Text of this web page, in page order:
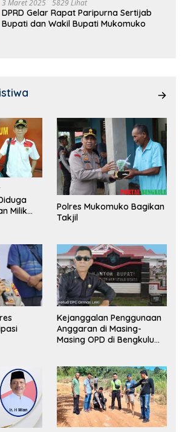
3 Maret 2025 5829 Lihat
DPRD Gelar Rapat Paripurna Sertijab
Bupati dan Wakil Bupati Mukomuko
Milik
Polres Mukomuko Bagikan
Takjil
Kejanggalan Penggunaan
Anggaran di Masing-
Masing OPD di Bengkulu